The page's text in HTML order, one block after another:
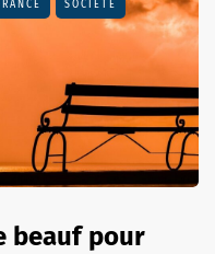
SOCIÉTÉ
beauf pour